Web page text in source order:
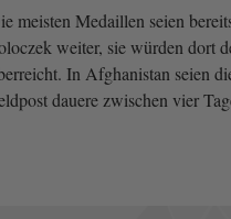
meisten Medaillen seien
weiter, sie würden dort
In Afghanistan seien
dauere zwischen vier